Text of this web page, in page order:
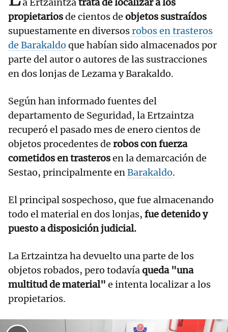
a Ertzaintzatrata de localizar a los
propietariosde cientos de objetos sustraídos
supuestamente en diversosrobos en trasteros
de Barakaldo que habían sido almacenados por
parte del autor o autores de las sustracciones
en dos lonjas de Lezama y Barakaldo.
Según han informado fuentes del
departamento de Seguridad, la Ertzaintza
recuperó el pasado mes de enero cientos de
objetos procedentes de robos con fuerza
cometidos en trasterosen la demarcación de
Sestao, principalmente enBarakaldo.
El principal sospechoso, que fue almacenando
todo el material en dos lonjas, fue detenido y
puesto a disposición judicial.
La Ertzaintza ha devuelto una parte de los
objetos robados, pero todavíaqueda "una
multitud de material" e intenta localizar a los
propietarios.